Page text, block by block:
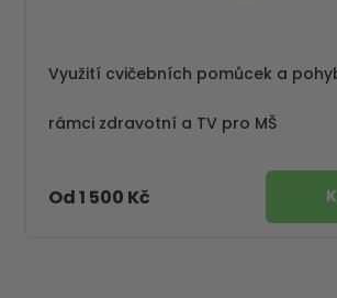
Využití cvičebních pomůcek a
rámci zdravotní a TV pro MŠ
Od 1 500 Kč